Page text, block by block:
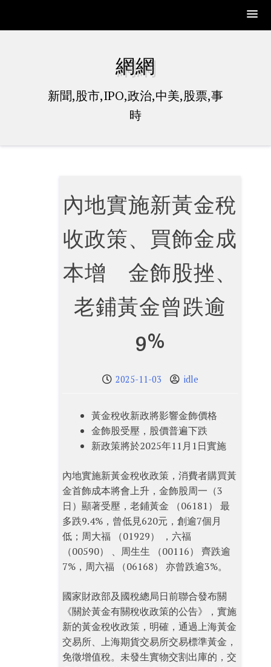
網網
新聞,股市,IPO,政治,中美,股票,事
時
內地實施新黃金稅
收政策、買飾金成
本增 金飾股挫、
老鋪黃金曾跌逾
9%
2025-11-03 idle
黃金稅收新政將影響金飾價格
金飾股受壓，股價普遍下跌
新政策將於2025年11月1日實施
內地實施新黃金稅收政策，消費者購買黃
金首飾成本將會上升，金飾股周一（3
日）顯著受壓，老鋪黃金 （06181） 最
多跌9.4%，曾低見620元，創逾7個月
低；周大福 （01929） ，六福
（00590） 、周生生 （00116） 齊跌逾
7%，周六福 （06168） 亦曾跌逾3%。
國家財政部及國稅總局日前聯合發布關
《關於黃金有關稅收政策的公告》，實施
新的黃金稅收政策，明確，通過上海黃金
交易所、上海期貨交易所交易標準黃金，
免徵增值稅。未發生實物交割出庫的，交